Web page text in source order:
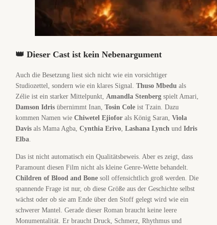
👑 Dieser Cast ist kein Nebenargument
Auch die Besetzung liest sich nicht wie ein vorsichtiger
Studiozettel, sondern wie ein klares Signal. Thuso Mbedu als
Zélie ist ein starker Mittelpunkt, Amandla Stenberg spielt Amari,
Damson Idris übernimmt Inan, Tosin Cole ist Tzain. Dazu
kommen Namen wie Chiwetel Ejiofor als König Saran, Viola
Davis als Mama Agba, Cynthia Erivo, Lashana Lynch und Idris
Elba.
Das ist nicht automatisch ein Qualitätsbeweis. Aber es zeigt, dass
Paramount diesen Film nicht als kleine Genre-Wette behandelt.
Children of Blood and Bone soll offensichtlich groß werden. Die
spannende Frage ist nur, ob diese Größe aus der Geschichte selbst
wächst oder ob sie am Ende über den Stoff gelegt wird wie ein
schwerer Mantel. Gerade dieser Roman braucht keine leere
Monumentalität. Er braucht Druck, Schmerz, Rhythmus und